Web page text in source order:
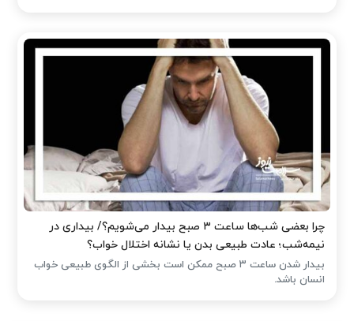
چرا بعضی شب‌ها ساعت ۳ صبح بیدار می‌شویم؟/ بیداری در
نیمه‌شب؛ عادت طبیعی بدن یا نشانه اختلال خواب؟
بیدار شدن ساعت ۳ صبح ممکن است بخشی از الگوی طبیعی خواب
انسان باشد.